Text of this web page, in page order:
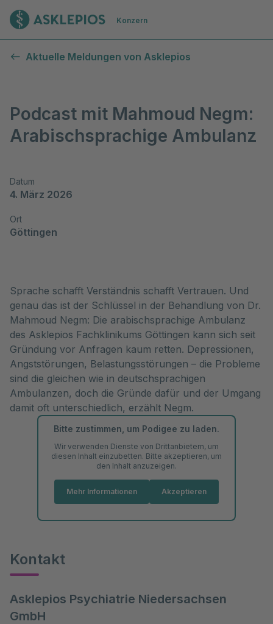
Zur Startseite
Konzern
Aktuelle Meldungen von Asklepios
Podcast mit Mahmoud Negm:
Arabischsprachige Ambulanz
Datum
4. März 2026
Ort
Göttingen
Sprache schafft Verständnis schafft Vertrauen. Und
genau das ist der Schlüssel in der Behandlung von Dr.
Mahmoud Negm: Die arabischsprachige Ambulanz
des Asklepios Fachklinikums Göttingen kann sich seit
Gründung vor Anfragen kaum retten. Depressionen,
Angststörungen, Belastungsstörungen – die Probleme
sind die gleichen wie in deutschsprachigen
Ambulanzen, doch die Gründe dafür und der Umgang
damit oft unterschiedlich, erzählt Negm.
Bitte zustimmen, um Podigee zu laden.
Wir verwenden Dienste von Drittanbietern, um
diesen Inhalt einzubetten. Bitte akzeptieren, um
den Inhalt anzuzeigen.
Mehr Informationen Akzeptieren
Kontakt
Asklepios Psychiatrie Niedersachsen
GmbH